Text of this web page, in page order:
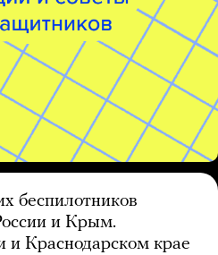
беспилотников
и Крым.
и Краснодарском крае